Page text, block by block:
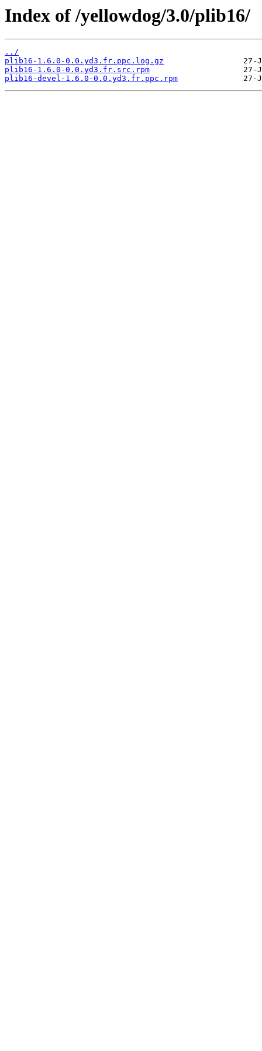
Index of /yellowdog/3.0/plib16/
../
plib16-1.6.0-0.0.yd3.fr.ppc.log.gz
plib16-1.6.0-0.0.yd3.fr.src.rpm
plib16-devel-1.6.0-0.0.yd3.fr.ppc.rpm